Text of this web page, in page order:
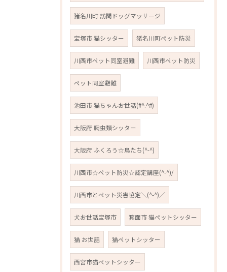
猪名川町 訪問ドッグマッサージ
宝塚市 猫シッター 猪名川町ペット防災
川西市ペット同室避難 川西市ペット防災
ペット同室避難
池田市 猫ちゃんお世話(#^.^#)
大阪府 爬虫類シッター
大阪府 ふくろう☆鳥たち(^-^)
川西市☆ペット防災☆認定講座(^-^)/
川西市とペット災害協定＼(^-^)／
犬お世話宝塚市 箕面市 猫ペットシッター
猫 お世話 猫ペットシッター
西宮市猫ペットシッター